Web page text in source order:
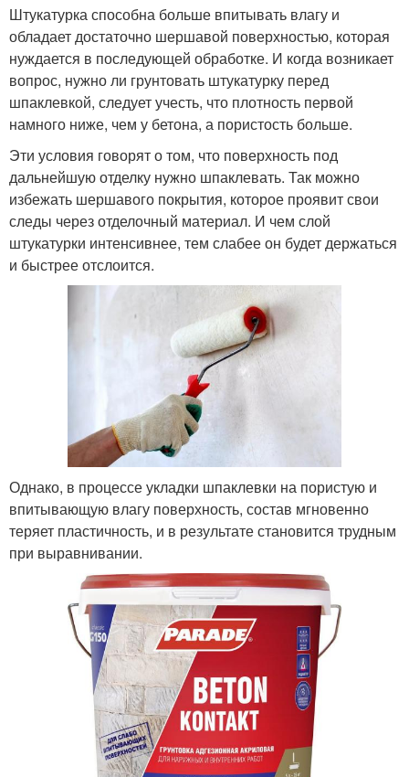
Штукатурка способна больше впитывать влагу и
обладает достаточно шершавой поверхностью, которая
нуждается в последующей обработке. И когда возникает
вопрос, нужно ли грунтовать штукатурку перед
шпаклевкой, следует учесть, что плотность первой
намного ниже, чем у бетона, а пористость больше.
Эти условия говорят о том, что поверхность под
дальнейшую отделку нужно шпаклевать. Так можно
избежать шершавого покрытия, которое проявит свои
следы через отделочный материал. И чем слой
штукатурки интенсивнее, тем слабее он будет держаться
и быстрее отслоится.
Однако, в процессе укладки шпаклевки на пористую и
впитывающую влагу поверхность, состав мгновенно
теряет пластичность, и в результате становится трудным
при выравнивании.